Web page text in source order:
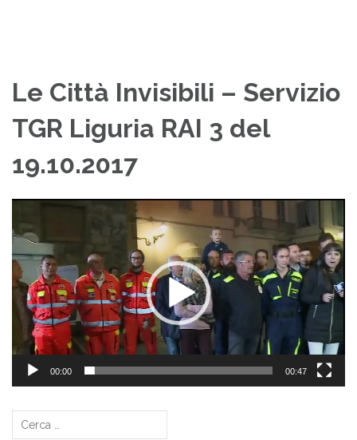
Le Città Invisibili – Servizio
TGR Liguria RAI 3 del
19.10.2017
Player
00:00 00:47
articoli
Ricerca